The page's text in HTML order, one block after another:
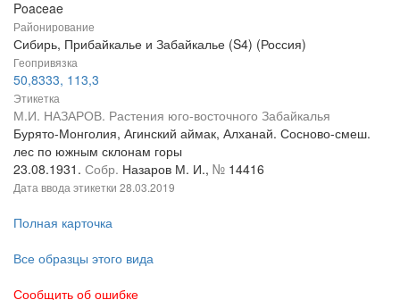
Poaceae
Районирование
Сибирь, Прибайкалье и Забайкалье (S4) (Россия)
Геопривязка
50,8333, 113,3
Этикетка
М.И. НАЗАРОВ. Растения юго-восточного Забайкалья
Бурято-Монголия, Агинский аймак, Алханай. Сосново-смеш.
лес по южным склонам горы
23.08.1931. Собр. Назаров М. И., № 14416
Дата ввода этикетки 28.03.2019
Полная карточка
Все образцы этого вида
Сообщить об ошибке